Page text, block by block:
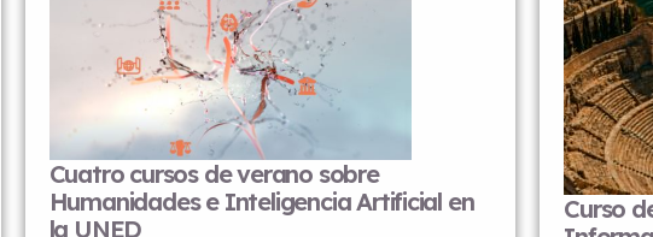
Congreso Políticas lingüísticas,
bilingüismo y educación bilingüe:
Fecha: